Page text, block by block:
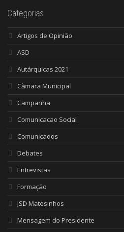
Categorias
Artigos de Opinião
ASD
Autárquicas 2021
Càmara Municipal
Campanha
Comunicacao Social
Comunicados
Debates
Entrevistas
Formação
JSD Matosinhos
Mensagem do Presidente